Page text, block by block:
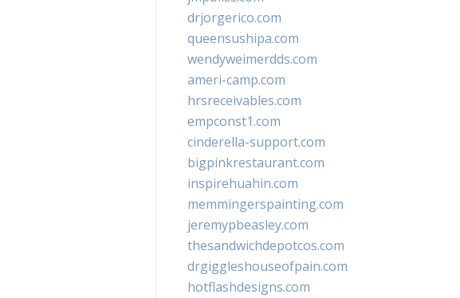
drjorgerico.com
queensushipa.com
wendyweimerdds.com
ameri-camp.com
hrsreceivables.com
empconst1.com
cinderella-support.com
bigpinkrestaurant.com
inspirehuahin.com
memmingerspainting.com
jeremypbeasley.com
thesandwichdepotcos.com
drgiggleshouseofpain.com
hotflashdesigns.com